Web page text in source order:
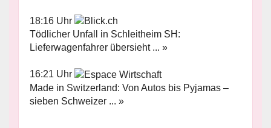
18:16 Uhr
Tödlicher Unfall in Schleitheim SH:
Lieferwagenfahrer übersieht ... »
16:21 Uhr
Made in Switzerland: Von Autos bis Pyjamas –
sieben Schweizer ... »